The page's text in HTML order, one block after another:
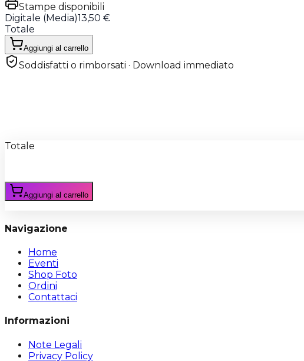
Stampe disponibili
Digitale (Media)13,50 €
Totale
Aggiungi al carrello
Soddisfatti o rimborsati · Download immediato
Totale
Aggiungi al carrello
Navigazione
Home
Eventi
Shop Foto
Ordini
Contattaci
Informazioni
Note Legali
Privacy Policy